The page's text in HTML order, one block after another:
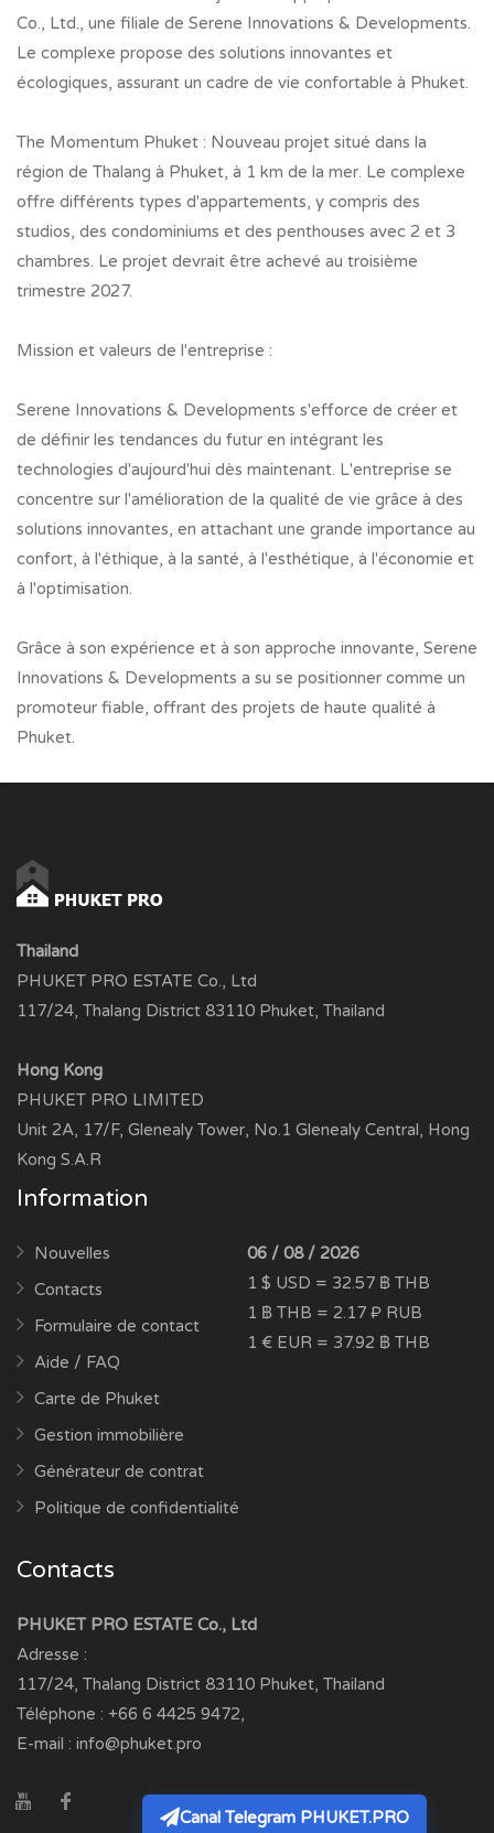
Co., Ltd., une filiale de Serene Innovations & Developments.
Le complexe propose des solutions innovantes et
écologiques, assurant un cadre de vie confortable à Phuket.
The Momentum Phuket : Nouveau projet situé dans la
région de Thalang à Phuket, à 1 km de la mer. Le complexe
offre différents types d'appartements, y compris des
studios, des condominiums et des penthouses avec 2 et 3
chambres. Le projet devrait être achevé au troisième
trimestre 2027.
Mission et valeurs de l'entreprise :
Serene Innovations & Developments s'efforce de créer et
de définir les tendances du futur en intégrant les
technologies d'aujourd'hui dès maintenant. L'entreprise se
concentre sur l'amélioration de la qualité de vie grâce à des
solutions innovantes, en attachant une grande importance au
confort, à l'éthique, à la santé, à l'esthétique, à l'économie et
à l'optimisation.
Grâce à son expérience et à son approche innovante, Serene
Innovations & Developments a su se positionner comme un
promoteur fiable, offrant des projets de haute qualité à
Phuket.
Thailand
PHUKET PRO ESTATE Co., Ltd
117/24, Thalang District 83110 Phuket, Thailand
Hong Kong
PHUKET PRO LIMITED
Unit 2A, 17/F, Glenealy Tower, No.1 Glenealy Central, Hong
Kong S.A.R
Information
Nouvelles
Contacts
Formulaire de contact
Aide / FAQ
Carte de Phuket
Gestion immobilière
Générateur de contrat
Politique de confidentialité
06 / 08 / 2026
1 $ USD = 32.57 ฿ THB
1 ฿ THB = 2.17 ₽ RUB
1 € EUR = 37.92 ฿ THB
Contacts
PHUKET PRO ESTATE Co., Ltd
Adresse :
117/24, Thalang District 83110 Phuket, Thailand
Téléphone : +66 6 4425 9472,
E-mail : info@phuket.pro
Canal Telegram PHUKET.PRO